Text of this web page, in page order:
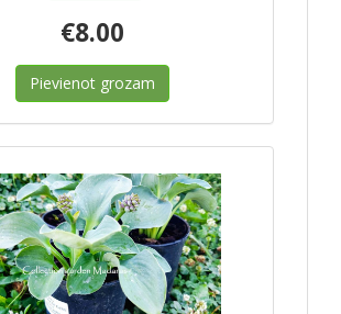
€8.00
Pievienot grozam